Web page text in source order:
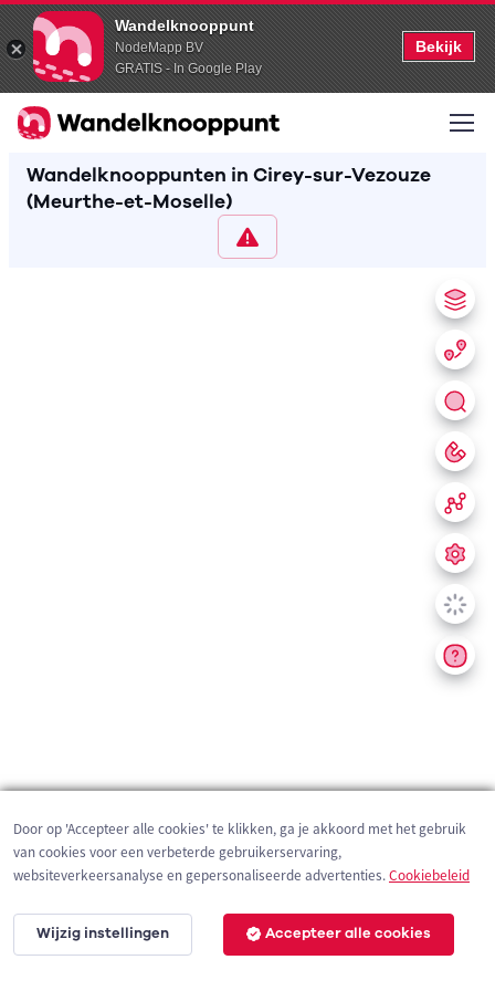
Wandelknooppunt
NodeMapp BV
GRATIS - In Google Play
Bekijk
Wandelknooppunten in Cirey-sur-Vezouze
(Meurthe-et-Moselle)
200 m
Door op 'Accepteer alle cookies' te klikken, ga je akkoord met het gebruik
van cookies voor een verbeterde gebruikerservaring,
websiteverkeersanalyse en gepersonaliseerde advertenties.Cookiebeleid
Wijzig instellingen Accepteer alle cookies